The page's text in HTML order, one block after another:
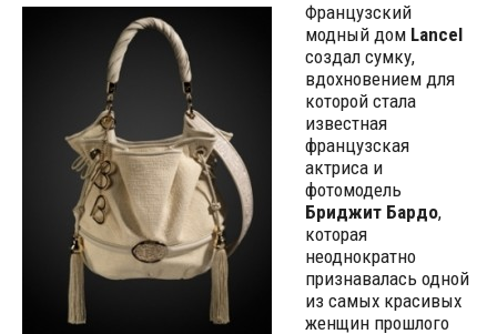
Французский
модный дом Lancel
создал сумку,
вдохновением для
которой стала
известная
французская
актриса и
фотомодель
Бриджит Бардо,
которая
неоднократно
признавалась одной
из самых красивых
женщин прошлого